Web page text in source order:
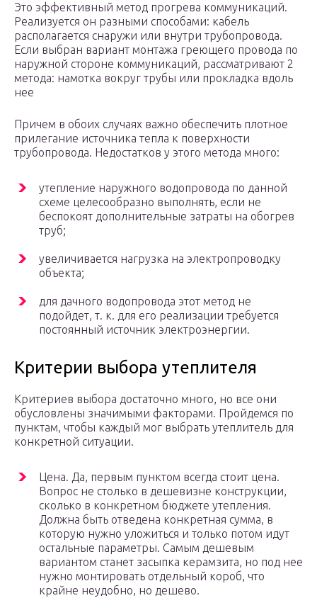
Это эффективный метод прогрева коммуникаций.
Реализуется он разными способами: кабель
располагается снаружи или внутри трубопровода.
Если выбран вариант монтажа греющего провода по
наружной стороне коммуникаций, рассматривают 2
метода: намотка вокруг трубы или прокладка вдоль
нее
Причем в обоих случаях важно обеспечить плотное
прилегание источника тепла к поверхности
трубопровода. Недостатков у этого метода много:
утепление наружного водопровода по данной
схеме целесообразно выполнять, если не
беспокоят дополнительные затраты на обогрев
труб;
увеличивается нагрузка на электропроводку
объекта;
для дачного водопровода этот метод не
подойдет, т. к. для его реализации требуется
постоянный источник электроэнергии.
Критерии выбора утеплителя
Критериев выбора достаточно много, но все они
обусловлены значимыми факторами. Пройдемся по
пунктам, чтобы каждый мог выбрать утеплитель для
конкретной ситуации.
Цена. Да, первым пунктом всегда стоит цена.
Вопрос не столько в дешевизне конструкции,
сколько в конкретном бюджете утепления.
Должна быть отведена конкретная сумма, в
которую нужно уложиться и только потом идут
остальные параметры. Самым дешевым
вариантом станет засыпка керамзита, но под нее
нужно монтировать отдельный короб, что
крайне неудобно, но дешево.